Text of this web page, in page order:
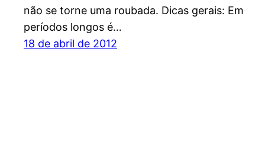
não se torne uma roubada. Dicas gerais: Em
períodos longos é…
18 de abril de 2012